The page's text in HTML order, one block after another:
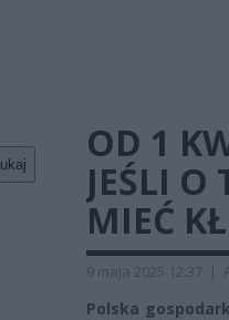
OD 1
JEŚLI O
MIEĆ
9 maja 2025 12:37 |
Polska